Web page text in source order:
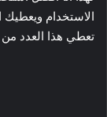
الاستخدام ويعطيك
تعطي هذا العدد